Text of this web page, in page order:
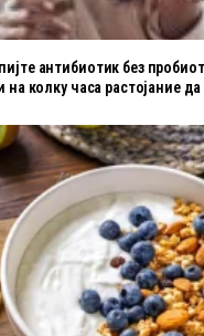
антибиотик без
на колку часа растојание